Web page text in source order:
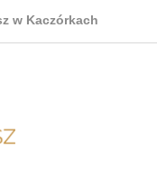
w Kaczórkach